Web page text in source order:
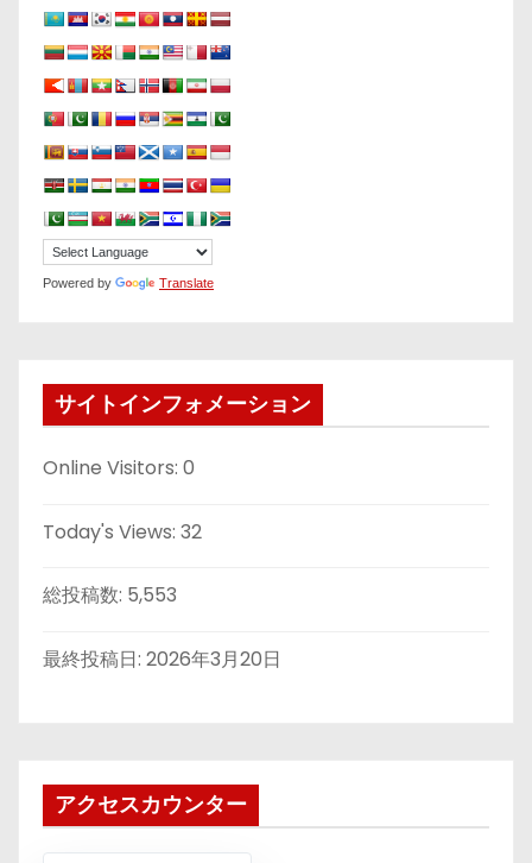
Powered by Translate
サイトインフォメーション
Online Visitors: 0
Today's Views: 32
総投稿数: 5,553
最終投稿日: 2026年3月20日
アクセスカウンター